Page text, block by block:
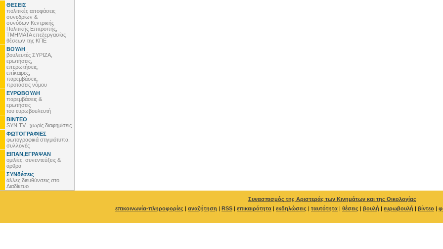
ΘΕΣΕΙΣ
πολιτικές αποφάσεις
συνεδρίων &
συνόδων Κεντρικής
Πολιτικής Επιτροπής,
ΤΜΗΜΑΤΑ επεξεργασίας
θέσεων της ΚΠΕ
ΒΟΥΛΗ
βουλευτές ΣΥΡΙΖΑ,
ερωτήσεις,
επερωτήσεις,
επίκαιρες,
παρεμβάσεις,
προτάσεις νόμου
ΕΥΡΩΒΟΥΛΗ
παρεμβάσεις &
ερωτήσεις
του ευρωβουλευτή
ΒΙΝΤΕΟ
SYN TV.. χωρίς διαφημίσεις
ΦΩΤΟΓΡΑΦΙΕΣ
φωτογραφικά στιγμιότυπα,
συλλογές
ΕΙΠΑΝ,ΕΓΡΑΨΑΝ
ομιλίες, συνεντεύξεις &
άρθρα
ΣΥΝδέσεις
άλλες διευθύνσεις στο
Διαδίκτυο
Συνασπισμός της Αριστεράς των Κινημάτων και της Οικολογίας
επικοινωνία-πληροφορίες | αναζήτηση | RSS | επικαιρότητα | εκδηλώσεις | ταυτότητα | θέσεις | βουλή | ευρωβουλή | βίντεο |